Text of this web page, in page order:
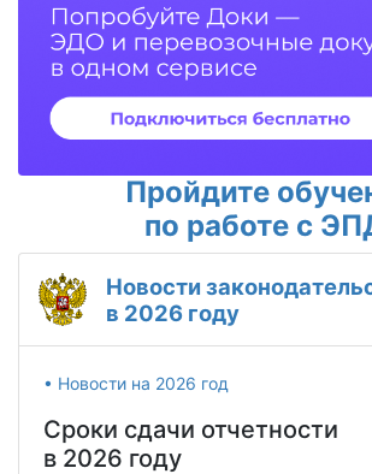
Пройдите
по работе с
Новости
в 2026 году
• Новости на 2026 год
Сроки сдачи отчетности
в 2026 году